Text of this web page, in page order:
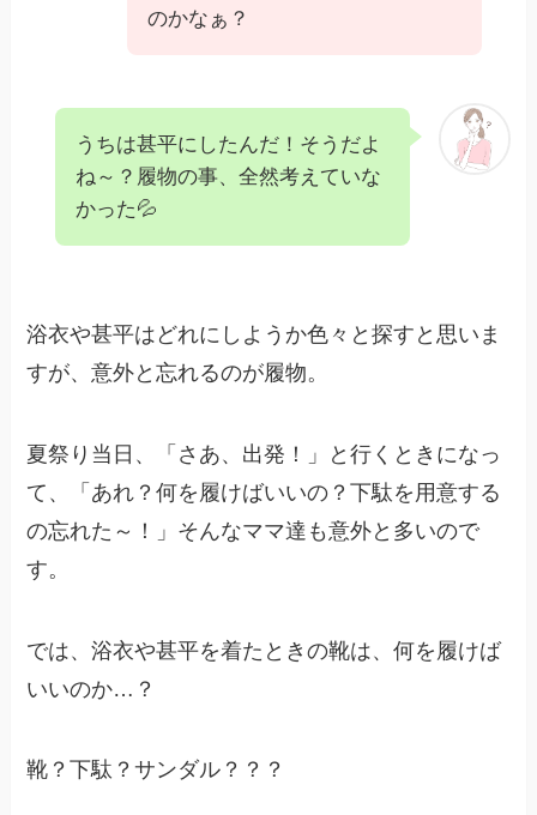
のかなぁ？
うちは甚平にしたんだ！そうだよ
ね～？履物の事、全然考えていな
かった💦
浴衣や甚平はどれにしようか色々と探すと思いま
すが、意外と忘れるのが履物。
夏祭り当日、「さあ、出発！」と行くときになっ
て、「あれ？何を履けばいいの？下駄を用意する
の忘れた～！」そんなママ達も意外と多いので
す。
では、浴衣や甚平を着たときの靴は、何を履けば
いいのか…？
靴？下駄？サンダル？？？